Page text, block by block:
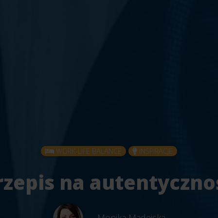
WORK-LIFE BALANCE INSPIRACJE
na